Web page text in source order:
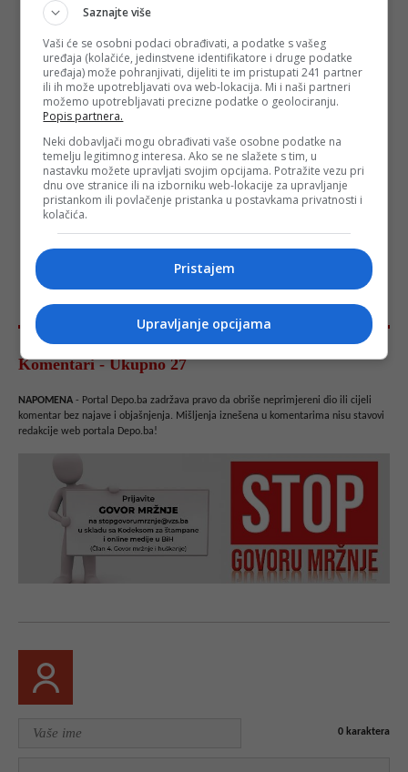
Komentari - Ukupno 27
NAPOMENA - Portal Depo.ba zadržava pravo da obriše neprimjereni dio ili cijeli
komentar bez najave i objašnjenja. Mišljenja iznešena u komentarima nisu stavovi
redakcije web portala Depo.ba!
0 karaktera
Saznajte više
Vaši će se osobni podaci obrađivati, a podatke s vašeg
uređaja (kolačiće, jedinstvene identifikatore i druge podatke
uređaja) može pohranjivati, dijeliti te im pristupati 241 partner
ili ih može upotrebljavati ova web-lokacija. Mi i naši partneri
možemo upotrebljavati precizne podatke o geolociranju.
Popis partnera.
Neki dobavljači mogu obrađivati vaše osobne podatke na
temelju legitimnog interesa. Ako se ne slažete s tim, u
nastavku možete upravljati svojim opcijama. Potražite vezu pri
dnu ove stranice ili na izborniku web-lokacije za upravljanje
pristankom ili povlačenje pristanka u postavkama privatnosti i
kolačića.
Pristajem
Upravljanje opcijama